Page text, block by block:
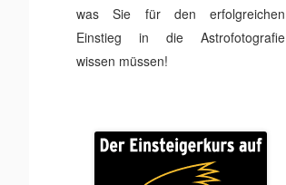
was Sie für den erfolgreichen
Einstieg in die Astrofotografie
wissen müssen!